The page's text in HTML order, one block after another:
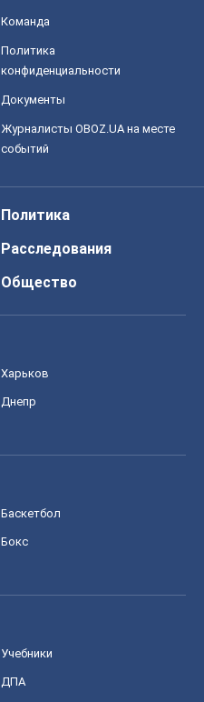
Команда
Политика
конфиденциальности
Документы
Журналисты OBOZ.UA на месте
событий
Политика
Расследования
Общество
Харьков
Днепр
Баскетбол
Бокс
Учебники
ДПА